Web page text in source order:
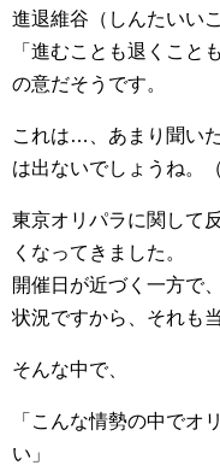
進退維谷（しんたいいこ
「進むことも退くこと
の意だそうです。
これは…、あまり聞い
は出ないでしょうね。
東京オリパラに関して
くなってきました。
開催日が近づく一方で
状況ですから、それも
そんな中で、
「こんな情勢の中でオ
い」